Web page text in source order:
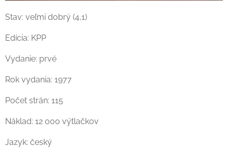
Stav: veľmi dobrý (4,1)
Edícia: KPP
Vydanie: prvé
Rok vydania: 1977
Počet strán: 115
Náklad: 12 000 výtlačkov
Jazyk: český